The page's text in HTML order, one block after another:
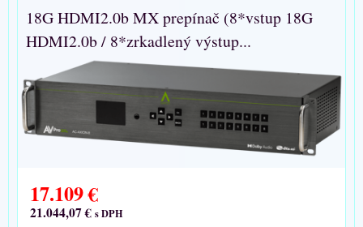
18G HDMI2.0b MX prepínač (8*vstup 18G
HDMI2.0b / 8*zrkadlený výstup...
17.109 €
21.044,07 € s DPH